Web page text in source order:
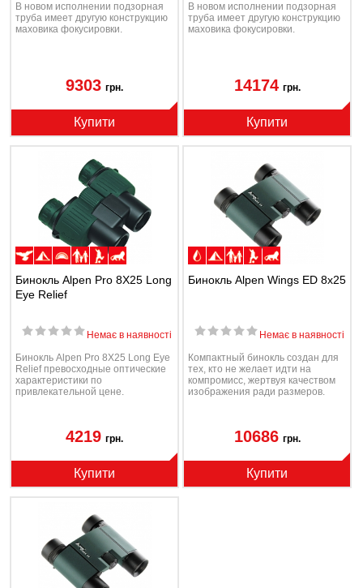
В новом исполнении подзорная
труба имеет другую конструкцию
маховика фокусировки.
9303 грн.
Купити
В новом исполнении подзорная
труба имеет другую конструкцию
маховика фокусировки.
14174 грн.
Купити
Бинокль Alpen Pro 8X25 Long
Eye Relief
Немає в наявності
Бинокль Alpen Pro 8X25 Long Eye
Relief превосходные оптические
характеристики по
привлекательной цене.
4219 грн.
Купити
Бинокль Alpen Wings ED 8x25
Немає в наявності
Компактный бинокль создан для
тех, кто не желает идти на
компромисс, жертвуя качеством
изображения ради размеров.
10686 грн.
Купити